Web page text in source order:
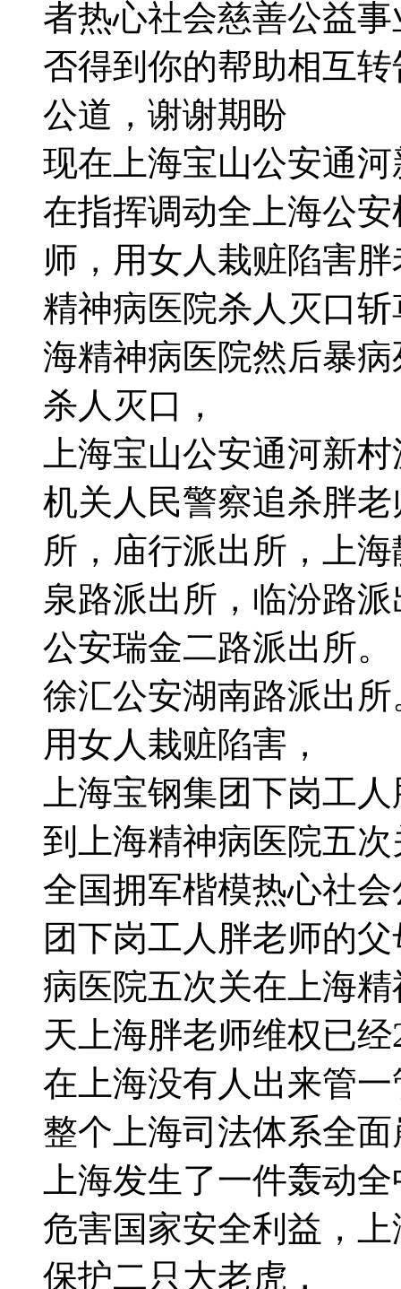
者热心社会慈善公益
否得到你的帮助相互
公道，谢谢期盼
现在上海宝山公安通
在指挥调动全上海公
师，用女人栽赃陷害
精神病医院杀人灭口
海精神病医院然后暴
杀人灭口，
上海宝山公安通河新
机关人民警察追杀胖
所，庙行派出所，上
泉路派出所，临汾路
公安瑞金二路派出所。
徐汇公安湖南路派出
用女人栽赃陷害，
上海宝钢集团下岗工
到上海精神病医院五
全国拥军楷模热心社
团下岗工人胖老师的
病医院五次关在上海
天上海胖老师维权已
在上海没有人出来管
整个上海司法体系全面
上海发生了一件轰动
危害国家安全利益，
保护二只大老虎，